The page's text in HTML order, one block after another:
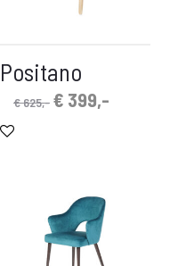
Positano
€625,- Oorspronkelijke
€ 399,-